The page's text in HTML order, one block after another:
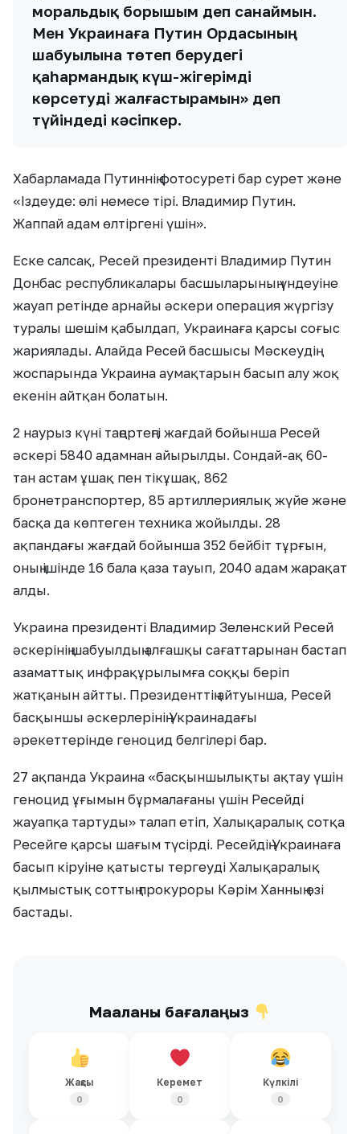
моральдық борышым деп санаймын.
Мен Украинаға Путин Ордасының
шабуылына төтеп берудегі
қаһармандық күш-жігерімді
көрсетуді жалғастырамын» деп
түйіндеді кәсіпкер.
Хабарламада Путиннің фотосуреті бар сурет және
«Іздеуде: өлі немесе тірі. Владимир Путин.
Жаппай адам өлтіргені үшін».
Еске салсақ, Ресей президенті Владимир Путин
Донбас республикалары басшыларының үндеуіне
жауап ретінде арнайы әскери операция жүргізу
туралы шешім қабылдап, Украинаға қарсы соғыс
жариялады. Алайда Ресей басшысы Мәскеудің
жоспарында Украина аумақтарын басып алу жоқ
екенін айтқан болатын.
2 наурыз күні таңертеңгі жағдай бойынша Ресей
әскері 5840 адамнан айырылды. Сондай-ақ 60-
тан астам ұшақ пен тікұшақ, 862
бронетранспортер, 85 артиллериялық жүйе және
басқа да көптеген техника жойылды. 28
ақпандағы жағдай бойынша 352 бейбіт тұрғын,
оның ішінде 16 бала қаза тауып, 2040 адам жарақат
алды.
Украина президенті Владимир Зеленский Ресей
әскерінің шабуылдың алғашқы сағаттарынан бастап
азаматтық инфрақұрылымға соққы беріп
жатқанын айтты. Президенттің айтуынша, Ресей
басқыншы әскерлерінің Украинадағы
әрекеттерінде геноцид белгілері бар.
27 ақпанда Украина «басқыншылықты ақтау үшін
геноцид ұғымын бұрмалағаны үшін Ресейді
жауапқа тартуды» талап етіп, Халықаралық сотқа
Ресейге қарсы шағым түсірді. Ресейдің Украинаға
басып кіруіне қатысты тергеуді Халықаралық
қылмыстық соттың прокуроры Кәрім Ханның өзі
бастады.
Мақаланы бағалаңыз
Жақсы
0
Керемет
0
Күлкілі
0